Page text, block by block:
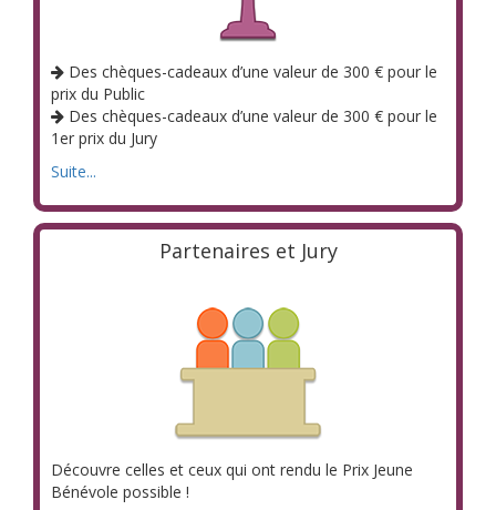
Des chèques-cadeaux d’une valeur de 300 € pour le
prix du Public
Des chèques-cadeaux d’une valeur de 300 € pour le
1er prix du Jury
Suite...
Partenaires et Jury
Découvre celles et ceux qui ont rendu le Prix Jeune
Bénévole possible !